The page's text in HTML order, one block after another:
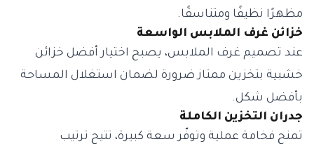
مظهرًا نظيفًا ومتناسقًا.
خزائن غرف الملابس الواسعة
عند تصميم غرف الملابس، يصبح اختيار أفضل خزائن
خشبية بتخزين ممتاز ضرورة لضمان استغلال المساحة
بأفضل شكل.
جدران التخزين الكاملة
تمنح فخامة عملية وتوفّر سعة كبيرة، تتيح ترتيب